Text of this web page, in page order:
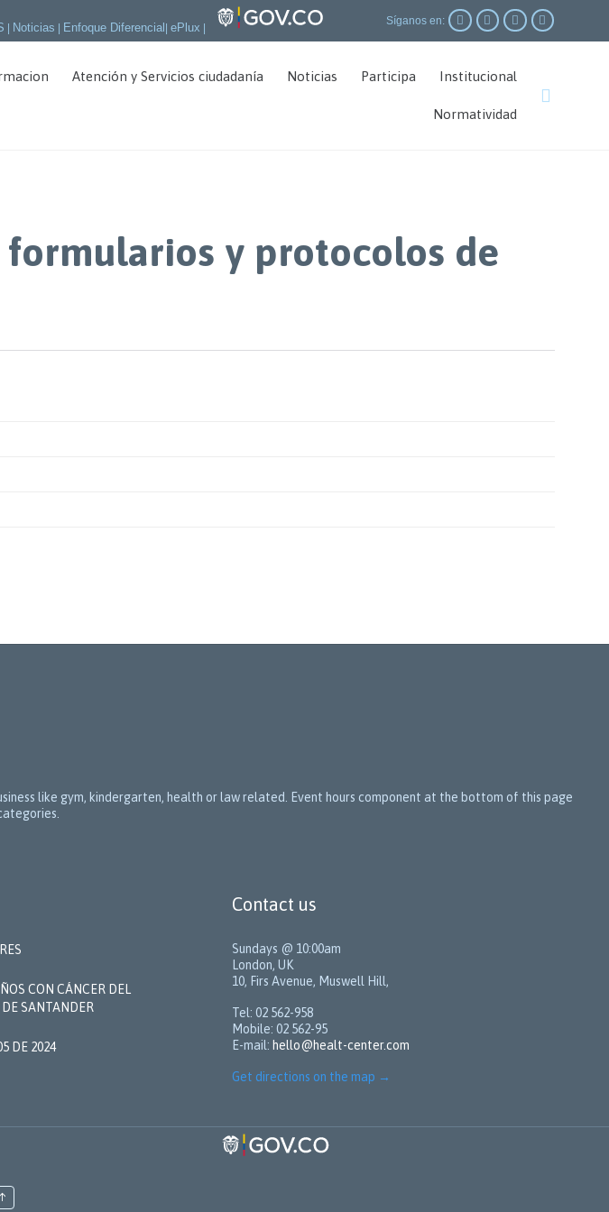
Noticias Enfoque Diferencial ePlux Síganos en:    
content
Atención y Servicios ciudadanía Noticias Participa Institucional
Normatividad

y protocolos de
like gym, kindergarten, health or law related. Event hours component at the bottom of this page
CON CÁNCER DEL
SANTANDER
DE 2024
Contact us
Sundays @ 10:00am
London, UK
10, Firs Avenue, Muswell Hill,
Tel: 02 562-958
Mobile: 02 562-95
E-mail: hello@healt-center.com
Get directions on the map →
↑